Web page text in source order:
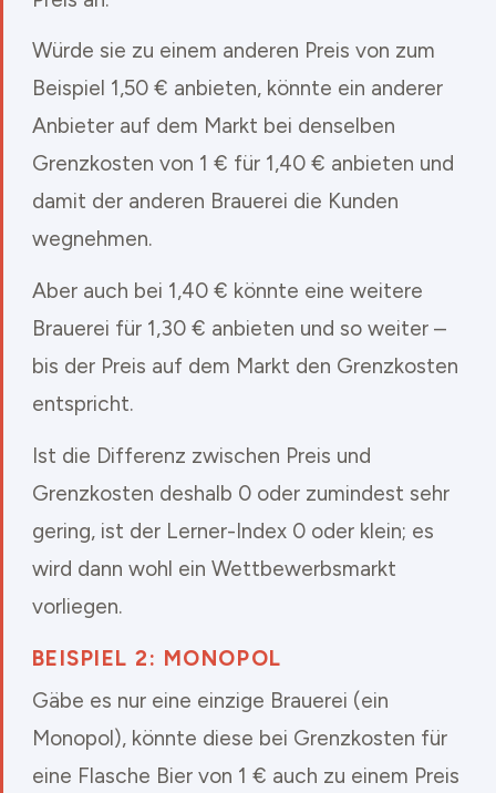
Würde sie zu einem anderen Preis von zum
Beispiel 1,50 € anbieten, könnte ein anderer
Anbieter auf dem Markt bei denselben
Grenzkosten von 1 € für 1,40 € anbieten und
damit der anderen Brauerei die Kunden
wegnehmen.
Aber auch bei 1,40 € könnte eine weitere
Brauerei für 1,30 € anbieten und so weiter –
bis der Preis auf dem Markt den Grenzkosten
entspricht.
Ist die Differenz zwischen Preis und
Grenzkosten deshalb 0 oder zumindest sehr
gering, ist der Lerner-Index 0 oder klein; es
wird dann wohl ein Wettbewerbsmarkt
vorliegen.
BEISPIEL 2: MONOPOL
Gäbe es nur eine einzige Brauerei (ein
Monopol), könnte diese bei Grenzkosten für
eine Flasche Bier von 1 € auch zu einem Preis